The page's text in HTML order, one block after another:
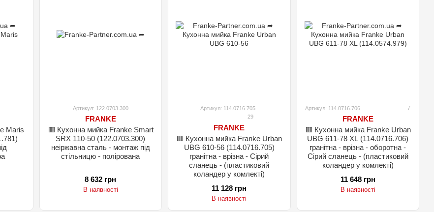
Maris
Артикул: 122.0703.300
FRANKE
🟥 Кухонна мийка Franke Smart
SRX 110-50 (122.0703.300)
неіржавна сталь - монтаж під
стільницю - полірована
8 632 грн
В наявності
Артикул: 114.0716.705
29
FRANKE
🟥 Кухонна мийка Franke Urban
UBG 610-56 (114.0716.705)
гранітна - врізна - Сірий
сланець - (пластиковий
коландер у комлекті)
11 128 грн
В наявності
Артикул: 114.0716.706 7
FRANKE
🟥 Кухонна мийка Franke Urban
UBG 611-78 XL (114.0716.706)
гранітна - врізна - оборотна -
Сірий сланець - (пластиковий
коландер у комлекті)
11 648 грн
В наявності